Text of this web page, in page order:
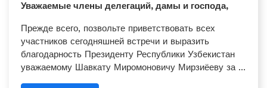
Уважаемые члены делегаций, дамы и господа,
Прежде всего, позвольте приветствовать всех
участников сегодняшней встречи и выразить
благодарность Президенту Республики Узбекистан
уважаемому Шавкату Миромоновичу Мирзиёеву за …